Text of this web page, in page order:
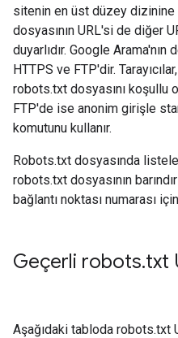
sitenin en üst düzey
dosyasının URL'si de diğer
duyarlıdır. Google
HTTPS ve FTP'dir.
robots.txt dosyasını koşullu
FTP'de ise anonim girişle
komutunu kullanır.
Robots.txt dosyasında
robots.txt dosyasının
bağlantı noktası numarası
Geçerli robots.txt
Aşağıdaki tabloda robots.txt